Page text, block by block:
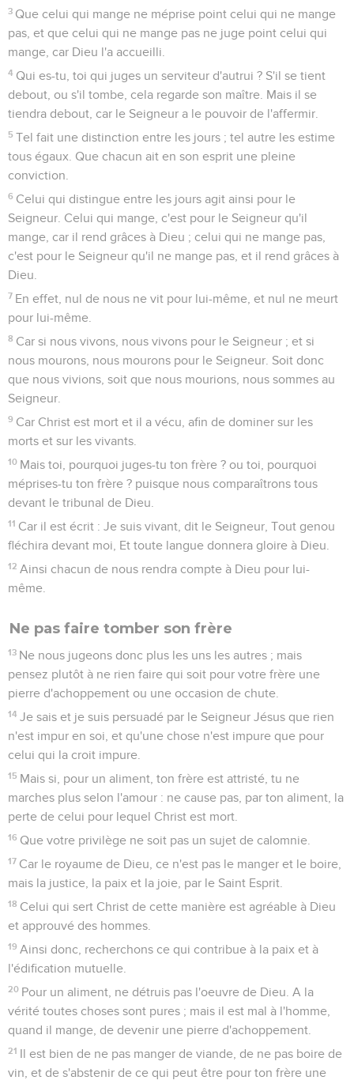
3 Que celui qui mange ne méprise point celui qui ne mange
pas, et que celui qui ne mange pas ne juge point celui qui
mange, car Dieu l'a accueilli.
4 Qui es-tu, toi qui juges un serviteur d'autrui ? S'il se tient
debout, ou s'il tombe, cela regarde son maître. Mais il se
tiendra debout, car le Seigneur a le pouvoir de l'affermir.
5 Tel fait une distinction entre les jours ; tel autre les estime
tous égaux. Que chacun ait en son esprit une pleine
conviction.
6 Celui qui distingue entre les jours agit ainsi pour le
Seigneur. Celui qui mange, c'est pour le Seigneur qu'il
mange, car il rend grâces à Dieu ; celui qui ne mange pas,
c'est pour le Seigneur qu'il ne mange pas, et il rend grâces à
Dieu.
7 En effet, nul de nous ne vit pour lui-même, et nul ne meurt
pour lui-même.
8 Car si nous vivons, nous vivons pour le Seigneur ; et si
nous mourons, nous mourons pour le Seigneur. Soit donc
que nous vivions, soit que nous mourions, nous sommes au
Seigneur.
9 Car Christ est mort et il a vécu, afin de dominer sur les
morts et sur les vivants.
10 Mais toi, pourquoi juges-tu ton frère ? ou toi, pourquoi
méprises-tu ton frère ? puisque nous comparaîtrons tous
devant le tribunal de Dieu.
11 Car il est écrit : Je suis vivant, dit le Seigneur, Tout genou
fléchira devant moi, Et toute langue donnera gloire à Dieu.
12 Ainsi chacun de nous rendra compte à Dieu pour lui-
même.
Ne pas faire tomber son frère
13 Ne nous jugeons donc plus les uns les autres ; mais
pensez plutôt à ne rien faire qui soit pour votre frère une
pierre d'achoppement ou une occasion de chute.
14 Je sais et je suis persuadé par le Seigneur Jésus que rien
n'est impur en soi, et qu'une chose n'est impure que pour
celui qui la croit impure.
15 Mais si, pour un aliment, ton frère est attristé, tu ne
marches plus selon l'amour : ne cause pas, par ton aliment, la
perte de celui pour lequel Christ est mort.
16 Que votre privilège ne soit pas un sujet de calomnie.
17 Car le royaume de Dieu, ce n'est pas le manger et le boire,
mais la justice, la paix et la joie, par le Saint Esprit.
18 Celui qui sert Christ de cette manière est agréable à Dieu
et approuvé des hommes.
19 Ainsi donc, recherchons ce qui contribue à la paix et à
l'édification mutuelle.
20 Pour un aliment, ne détruis pas l'oeuvre de Dieu. A la
vérité toutes choses sont pures ; mais il est mal à l'homme,
quand il mange, de devenir une pierre d'achoppement.
21 Il est bien de ne pas manger de viande, de ne pas boire de
vin, et de s'abstenir de ce qui peut être pour ton frère une